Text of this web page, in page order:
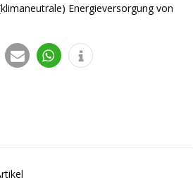
Energieversorgung von